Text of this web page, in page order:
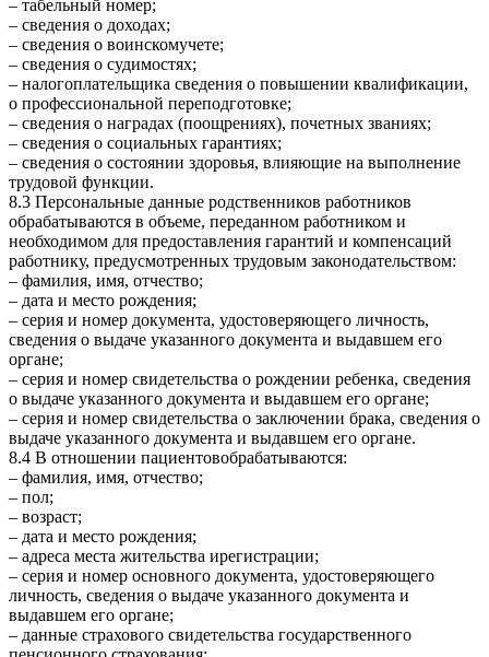
– табельный номер;
– сведения о доходах;
– сведения о воинскомучете;
– сведения о судимостях;
– налогоплательщика сведения о повышении квалификации,
о профессиональной переподготовке;
– сведения о наградах (поощрениях), почетных званиях;
– сведения о социальных гарантиях;
– сведения о состоянии здоровья, влияющие на выполнение
трудовой функции.
8.3 Персональные данные родственников работников
обрабатываются в объеме, переданном работником и
необходимом для предоставления гарантий и компенсаций
работнику, предусмотренных трудовым законодательством:
– фамилия, имя, отчество;
– дата и место рождения;
– серия и номер документа, удостоверяющего личность,
сведения о выдаче указанного документа и выдавшем его
органе;
– серия и номер свидетельства о рождении ребенка, сведения
о выдаче указанного документа и выдавшем его органе;
– серия и номер свидетельства о заключении брака, сведения о
выдаче указанного документа и выдавшем его органе.
8.4 В отношении пациентовобрабатываются:
– фамилия, имя, отчество;
– пол;
– возраст;
– дата и место рождения;
– адреса места жительства ирегистрации;
– серия и номер основного документа, удостоверяющего
личность, сведения о выдаче указанного документа и
выдавшем его органе;
– данные страхового свидетельства государственного